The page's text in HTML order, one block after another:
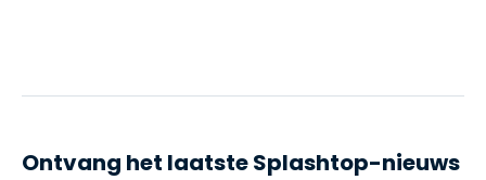
Ontvang het laatste Splashtop-nieuws